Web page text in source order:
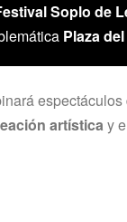
Soplo de
Plaza
espectáculos
artísticay